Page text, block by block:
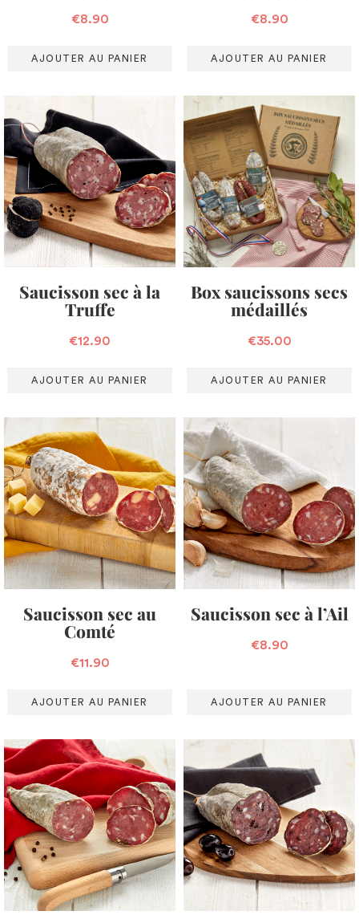
€8.90
AJOUTER AU PANIER
€8.90
AJOUTER AU PANIER
Saucisson sec à la
Truffe
€12.90
AJOUTER AU PANIER
Box saucissons secs
médaillés
€35.00
AJOUTER AU PANIER
Saucisson sec au
Comté
€11.90
AJOUTER AU PANIER
Saucisson sec à l’Ail
€8.90
AJOUTER AU PANIER